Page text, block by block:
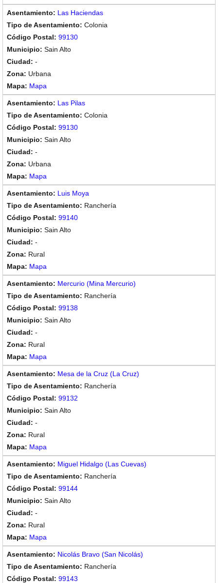
Las Haciendas
Colonia
99130
Sain Alto
-
Urbana
Mapa
Las Pilas
Colonia
99130
Sain Alto
-
Urbana
Mapa
Luis Moya
Ranchería
99140
Sain Alto
-
Rural
Mapa
Mercurio (Mina Mercurio)
Ranchería
99138
Sain Alto
-
Rural
Mapa
Mesa de la Cruz (La Cruz)
Ranchería
99132
Sain Alto
-
Rural
Mapa
Miguel Hidalgo (Las Cuevas)
Ranchería
99144
Sain Alto
-
Rural
Mapa
Nicolás Bravo (San Nicolás)
Ranchería
99143